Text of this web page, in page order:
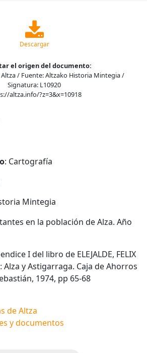
Descargar
el origen del documento:
/ Fuente: Altzako Historia Mintegia /
Signatura: L10920
altza.info/?z=3&x=10918
: Cartografía
Mintegia
en la población de Alza. Año
I del libro de ELEJALDE, FELIX
Alza y Astigarraga. Caja de Ahorros
1974, pp 65-68
de Altza
y documentos